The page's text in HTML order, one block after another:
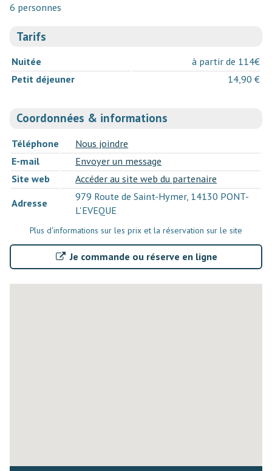
6 personnes
Tarifs
Nuitée
à partir de 114€
Petit déjeuner
14,90 €
Coordonnées & informations
Téléphone
Nous joindre
E-mail
Envoyer un message
Site web
Accéder au site web du partenaire
Adresse
979 Route de Saint-Hymer, 14130 PONT-
L'EVEQUE
Plus d'informations sur les prix et la réservation sur le site
Je commande ou réserve en ligne